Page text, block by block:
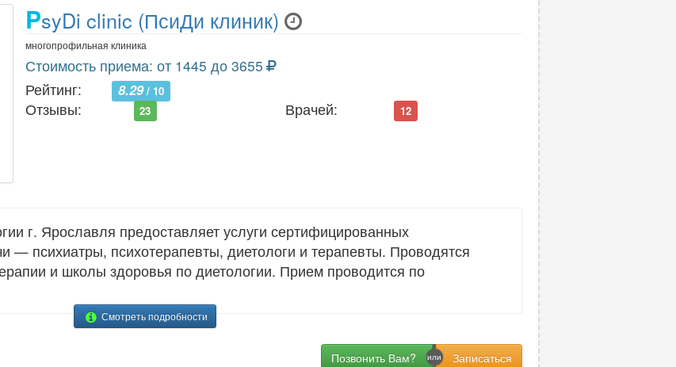
PsyDi clinic (ПсиДи клиник)
многопрофильная клиника
Стоимость приема: от 1445 до 3655
Рейтинг:
8.29/ 10
Отзывы: 23 Врачей: 12
г. Ярославля предоставляет услуги сертифицированных
— психиатры, психотерапевты, диетологи и терапевты. Проводятся
и школы здоровья по диетологии. Прием проводится по
Смотреть подробности
Позвонить Вам?